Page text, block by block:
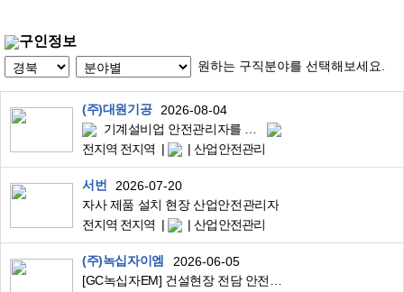
구인정보
원하는 구직분야를 선택해보세요.
(주)대원기공
2026-08-04
기계설비업 안전관리자를 모집합니다.
전지역 전지역
산업안전관리
서번
2026-07-20
자사 제품 설치 현장 산업안전관리자
전지역 전지역
산업안전관리
(주)녹십자이엠
2026-06-05